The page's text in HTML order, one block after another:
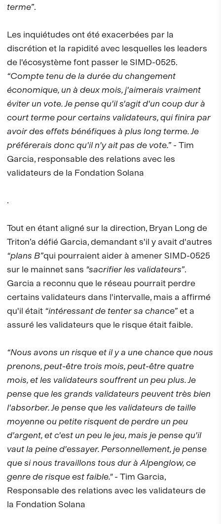
terme”.
Les inquiétudes ont été exacerbées par la
discrétion et la rapidité avec lesquelles les leaders
de l'écosystème font passer le SIMD-0525.
“Compte tenu de la durée du changement
économique, un à deux mois, j'aimerais vraiment
éviter un vote. Je pense qu'il s'agit d'un coup dur à
court terme pour certains validateurs, qui finira par
avoir des effets bénéfiques à plus long terme. Je
préférerais donc qu'il n'y ait pas de vote.” - Tim
Garcia, responsable des relations avec les
validateurs de la Fondation Solana
.
Tout en étant aligné sur la direction, Bryan Long de
Triton’a défié Garcia, demandant s'il y avait d'autres
“plans B”qui pourraient aider à amener SIMD-0525
sur le mainnet sans "sacrifier les validateurs”.
Garcia a reconnu que le réseau pourrait perdre
certains validateurs dans l'intervalle, mais a affirmé
qu'il était “intéressant de tenter sa chance”et a
assuré les validateurs que le risque était faible.
“Nous avons un risque et il y a une chance que nous
prenons, peut-être trois mois, peut-être quatre
mois, et les validateurs souffrent un peu plus. Je
pense que les grands validateurs peuvent très bien
l'absorber. Je pense que les validateurs de taille
moyenne ou petite risquent de perdre un peu
d'argent, et c'est un peu le jeu, mais je pense qu'il
vaut la peine d'essayer. Personnellement, je pense
que si nous travaillons tous dur à Alpenglow, ce
genre de risque est faible."- Tim Garcia,
Responsable des relations avec les validateurs de
la Fondation Solana